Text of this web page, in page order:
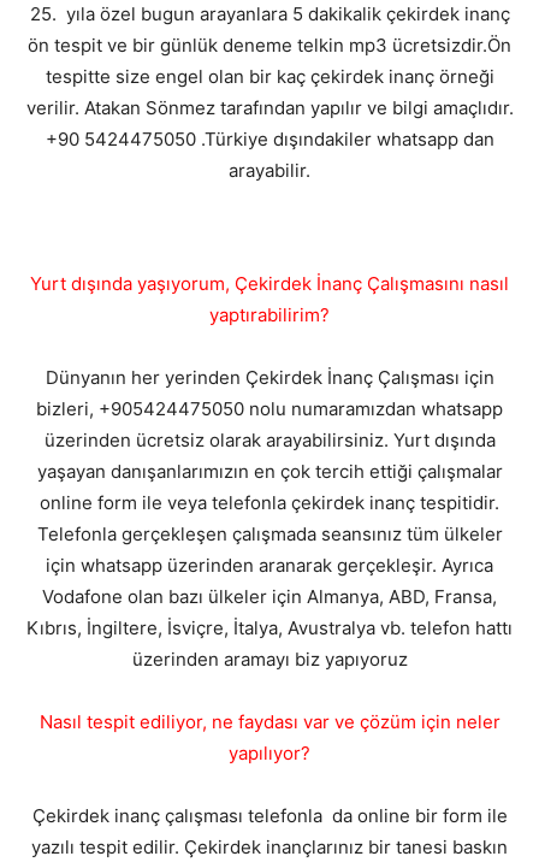
25. yıla özel bugun arayanlara 5 dakikalik çekirdek inanç
ön tespit ve bir günlük deneme telkin mp3 ücretsizdir.Ön
tespitte size engel olan bir kaç çekirdek inanç örneği
verilir. Atakan Sönmez tarafından yapılır ve bilgi amaçlıdır.
+90 5424475050 .Türkiye dışındakiler whatsapp dan
arayabilir.
Yurt dışında yaşıyorum, Çekirdek İnanç Çalışmasını nasıl
yaptırabilirim?
Dünyanın her yerinden Çekirdek İnanç Çalışması için
bizleri, +905424475050 nolu numaramızdan whatsapp
üzerinden ücretsiz olarak arayabilirsiniz. Yurt dışında
yaşayan danışanlarımızın en çok tercih ettiği çalışmalar
online form ile veya telefonla çekirdek inanç tespitidir.
Telefonla gerçekleşen çalışmada seansınız tüm ülkeler
için whatsapp üzerinden aranarak gerçekleşir. Ayrıca
Vodafone olan bazı ülkeler için Almanya, ABD, Fransa,
Kıbrıs, İngiltere, İsviçre, İtalya, Avustralya vb. telefon hattı
üzerinden aramayı biz yapıyoruz
Nasıl tespit ediliyor, ne faydası var ve çözüm için neler
yapılıyor?
Çekirdek inanç çalışması telefonla da online bir form ile
yazılı tespit edilir. Çekirdek inançlarınız bir tanesi baskın